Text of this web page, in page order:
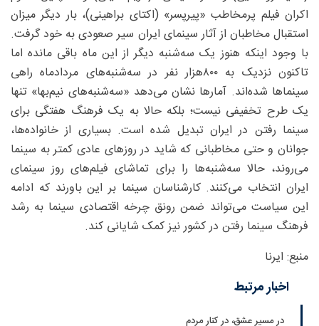
اکران فیلم پرمخاطب «پیرپسر» (اکتای براهینی)، بار دیگر میزان
استقبال مخاطبان از آثار سینمای ایران سیر صعودی به خود گرفت.
با وجود اینکه هنوز یک سه‌شنبه دیگر از این ماه باقی مانده اما
تاکنون نزدیک به ۸۰۰‌هزار نفر در سه‌شنبه‌های مردادماه راهی
سینماها شده‌اند. آمارها نشان می‌دهد «سه‌شنبه‌های نیم‌بها» تنها
یک طرح تخفیفی نیست؛ بلکه حالا به یک فرهنگ هفتگی برای
سینما رفتن در ایران تبدیل شده است. بسیاری از خانواده‌ها،
جوانان و حتی مخاطبانی که شاید در روزهای عادی کمتر به سینما
می‌روند، حالا سه‌شنبه‌ها را برای تماشای فیلم‌های روز سینمای
ایران انتخاب می‌کنند. کارشناسان سینما بر این باورند که ادامه‌
این سیاست می‌تواند ضمن رونق چرخه اقتصادی سینما به رشد
فرهنگ سینما رفتن در کشور نیز کمک شایانی کند.
منبع: ایرنا
اخبار مرتبط
در مسیر عشق، در کنار مردم